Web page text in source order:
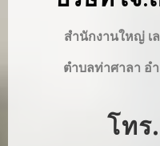
สำนักงานใหญ่ เ
ตำบลท่าศาลา อ
โทร